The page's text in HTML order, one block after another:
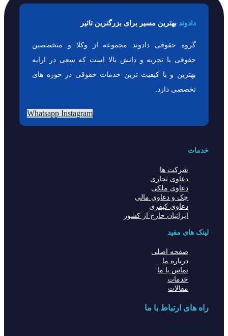
دادوند بهترین مسیر برای بزرگترین تاثیر
گروه حقوقی دادوند مجموعه از وکلا و متخصصین
حقوقی با تجربه و دانش بالا است که سعی در ارایه
بهترین و با کیفیت ترین خدمات حقوقی در حوزه های
تخصصی دارد.
Whatsapp Instagram
خدمات
شرکت ها
دعاوی تجاری
دعاوی ملکی
چک و دعاوی مالی
دعاوی کیفری
ایرانیان خارج از کشور
لینک های مفید
صفحه اصلی
درباره ما
تماس با ما
خدمات
مقالات
راه های ارتباط با ما